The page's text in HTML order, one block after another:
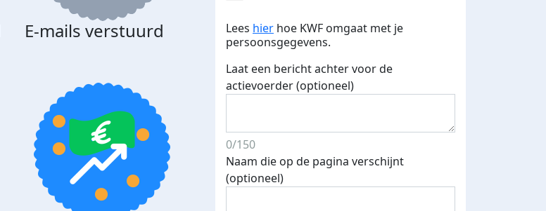
E-mails verstuurd Lees hier hoe KWF omgaat met je
persoonsgegevens.
Laat een bericht achter voor de
actievoerder (optioneel)
0/150
Naam die op de pagina verschijnt
(optioneel)